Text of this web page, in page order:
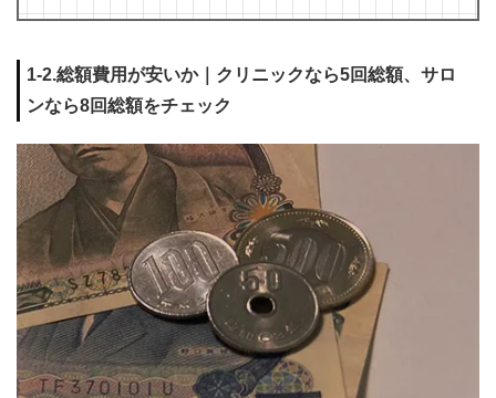
1-2.総額費用が安いか｜クリニックなら5回総額、サロ
ンなら8回総額をチェック